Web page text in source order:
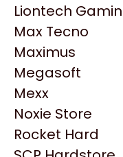
Logitech
MSI
NVIDIA GeForce
NZXT
PNY
Palit
Philips
Liontech
Max Tecno
Maximus
Megasoft
Mexx
Noxie Store
Rocket Hard